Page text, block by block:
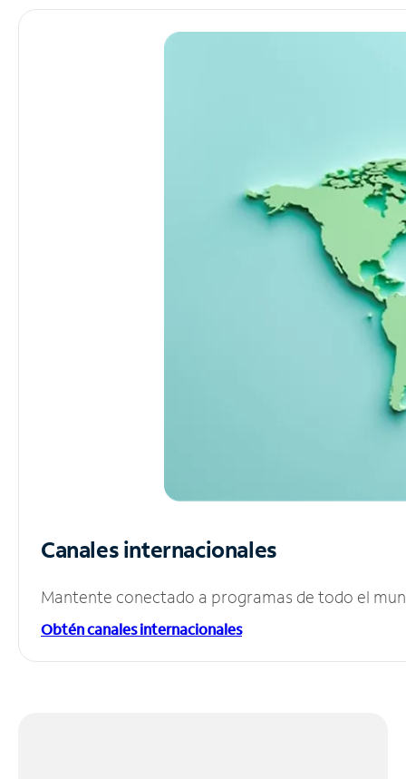
Canales internacionales
Mantente conectado a programas de todo el
Obtén canales internacionales